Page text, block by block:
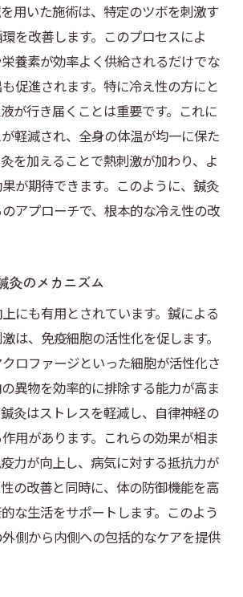
用いた施術は、特定のツボを刺激す
を改善します。このプロセスによ
養素が効率よく供給されるだけでな
促進されます。特に冷え性の方にと
が行き届くことは重要です。これに
軽減され、全身の体温が均一に保た
を加えることで熱刺激が加わり、よ
が期待できます。このように、鍼灸
アプローチで、根本的な冷え性の改
灸のメカニズム
にも有用とされています。鍼による
は、免疫細胞の活性化を促します。
ロファージといった細胞が活性化さ
異物を効率的に排除する能力が高ま
灸はストレスを軽減し、自律神経の
用があります。これらの効果が相ま
力が向上し、病気に対する抵抗力が
の改善と同時に、体の防御機能を高
な生活をサポートします。このよう
側から内側への包括的なケアを提供